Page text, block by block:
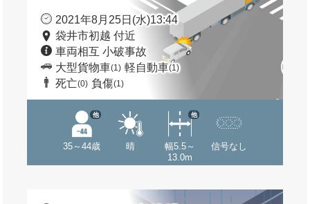
2021年8月25日(水)13:44
袋井市初越 付近
車両相互 小破事故
大型貨物車(1) 軽自動車(1)
死亡(0) 負傷(1)
35～44歳
他
晴
幅5.5～
13.0m
他
信号なし